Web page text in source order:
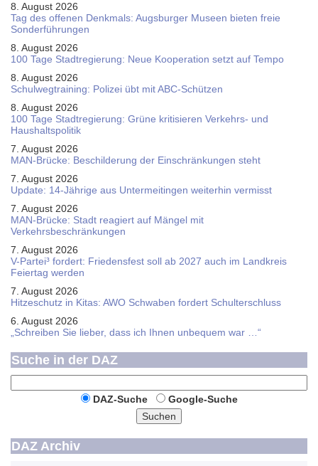
8. August 2026
Tag des offenen Denkmals: Augsburger Museen bieten freie
Sonderführungen
8. August 2026
100 Tage Stadtregierung: Neue Kooperation setzt auf Tempo
8. August 2026
Schul­weg­trai­ning: Poli­zei übt mit ABC-Schüt­zen
8. August 2026
100 Tage Stadtregierung: Grüne kritisieren Verkehrs- und
Haushaltspolitik
7. August 2026
MAN-Brücke: Beschilderung der Einschränkungen steht
7. August 2026
Update: 14-Jährige aus Untermeitingen weiterhin vermisst
7. August 2026
MAN-Brücke: Stadt reagiert auf Mängel mit
Verkehrsbeschränkungen
7. August 2026
V-Partei­³ fordert: Friedens­fest soll ab 2027 auch im Land­kreis
Feier­tag werden
7. August 2026
Hitzeschutz in Kitas: AWO Schwaben fordert Schulterschluss
6. August 2026
„Schreiben Sie lieber, dass ich Ihnen unbequem war …“
Suche in der DAZ
DAZ-Suche
Google-Suche
Suchen
DAZ Archiv